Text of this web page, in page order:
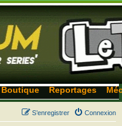
Boutique Reportages
Connexion
S’enregistrer